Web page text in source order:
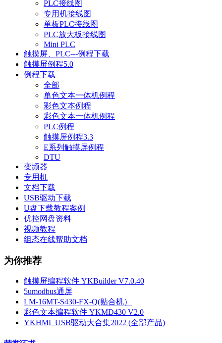
PLC接线图
专用机接线图
单板PLC接线图
PLC放大板接线图
Mini PLC
触摸屏、PLC---例程下载
触摸屏例程5.0
例程下载
全部
单色文本一体机例程
彩色文本例程
彩色文本一体机例程
PLC例程
触摸屏例程3.3
E系列触摸屏例程
DTU
变频器
专用机
文档下载
USB驱动下载
U盘下载教程案例
优控网盘资料
视频教程
组态在线帮助文档
为你推荐
触摸屏编程软件 YKBuilder V7.0.40
5umodbus通屏
LM-16MT-S430-FX-Q(贴合机）
彩色文本编程软件 YKMD430 V2.0
YKHMI_USB驱动大合集2022 (全部产品)